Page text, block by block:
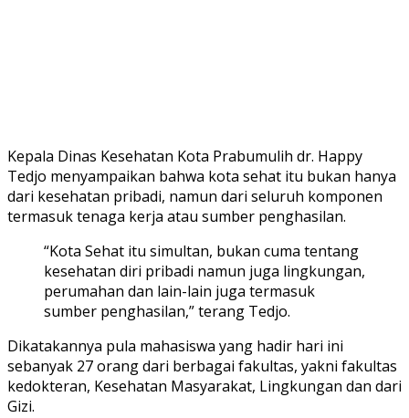
Kepala Dinas Kesehatan Kota Prabumulih dr. Happy
Tedjo menyampaikan bahwa kota sehat itu bukan hanya
dari kesehatan pribadi, namun dari seluruh komponen
termasuk tenaga kerja atau sumber penghasilan.
“Kota Sehat itu simultan, bukan cuma tentang
kesehatan diri pribadi namun juga lingkungan,
perumahan dan lain-lain juga termasuk
sumber penghasilan,” terang Tedjo.
Dikatakannya pula mahasiswa yang hadir hari ini
sebanyak 27 orang dari berbagai fakultas, yakni fakultas
kedokteran, Kesehatan Masyarakat, Lingkungan dan dari
Gizi.